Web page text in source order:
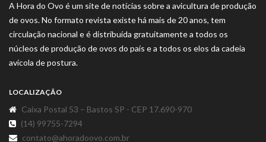
A Hora do Ovo é um site de notícias sobre a avicultura de produção
de ovos. No formato revista existe há mais de 20 anos, tem
circulação nacional e é distribuída gratuitamente a todos os
núcleos de produção de ovos do país e a todos os elos da cadeia
avícola de postura.
LOCALIZAÇÃO
Caixa Postal 53 – Bastos SP - CEP 17.690-970
(14) 99755-7294
contato@ahoradoovo.com.br